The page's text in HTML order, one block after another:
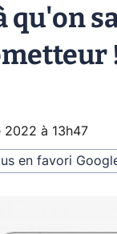
qu'on
2022 à 13h47
en favori